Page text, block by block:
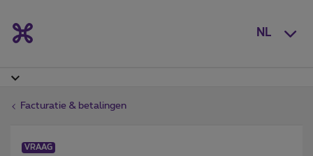
NL
Facturatie & betalingen
VRAAG